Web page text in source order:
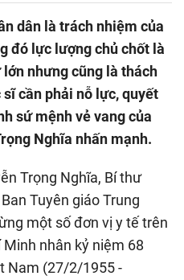
dân là trách nhiệm của
đó lực lượng chủ chốt là
nhưng cũng là thách
cần phải nỗ lực, quyết
sứ mệnh vẻ vang của
Nghĩa nhấn mạnh.
Trọng Nghĩa, Bí thư
Tuyên giáo Trung
một số đơn vị y tế trên
nhân kỷ niệm 68
Nam (27/2/1955 -